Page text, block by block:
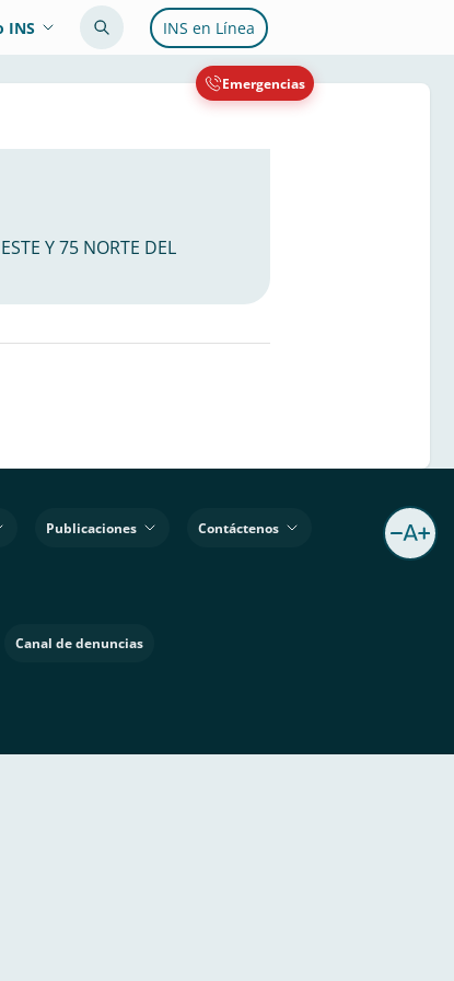
INS INS en Línea
Emergencias
Y 75 NORTE DEL
Publicaciones Contáctenos
Canal de denuncias